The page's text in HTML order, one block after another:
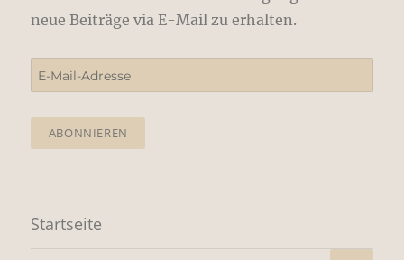
neue Beiträge via E-Mail zu erhalten.
E-
Mail-
Adresse
ABONNIEREN
Startseite